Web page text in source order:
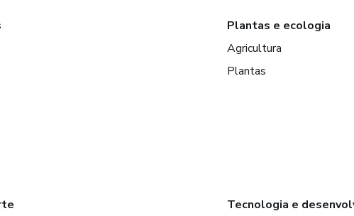
Plantas e ecologia
Agricultura
Plantas
Tecnologia e